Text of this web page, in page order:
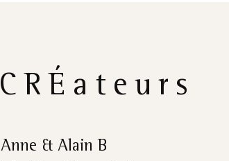
CRÉateurs
Anne & Alain B